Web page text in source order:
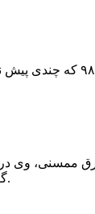
در ادامه
برق ممسنی،
گرفتگی شدید شد و جهت درمان به شیراز انتقال یافت.به گفته این منبع آگاه ؛ متاسفانه هر دو دست این نیروی کار به دلیل سوختگی شدید قطع شده است.